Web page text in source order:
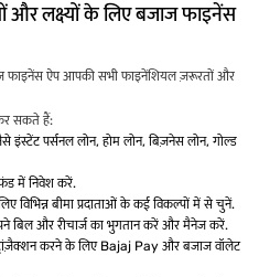
लक्ष्यों के लिए बजाज फाइनेंस
फाइनेंस ऐप आपकी सभी फाइनेंशियल ज़रूरतों और
सकते हैं:
पर्सनल लोन, होम लोन, बिज़नेस लोन, गोल्ड
में निवेश करें.
विभिन्न बीमा प्रदाताओं के कई विकल्पों में से चुनें.
बिल और रीचार्ज का भुगतान करें और मैनेज करें.
करने के लिए Bajaj Pay और बजाज वॉलेट